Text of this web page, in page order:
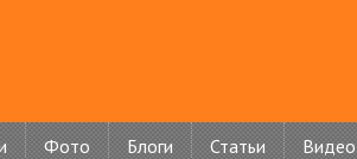
Фото Блоги Статьи Видео